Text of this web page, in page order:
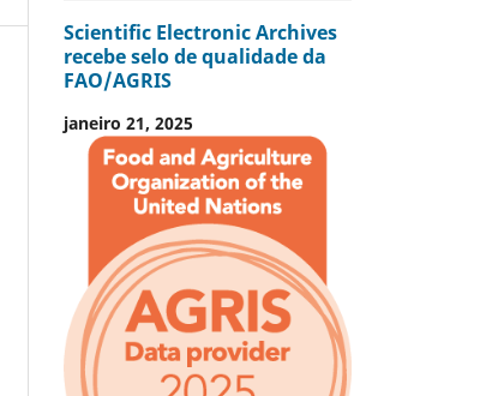
Scientific Electronic Archives
recebe selo de qualidade da
FAO/AGRIS
janeiro 21, 2025